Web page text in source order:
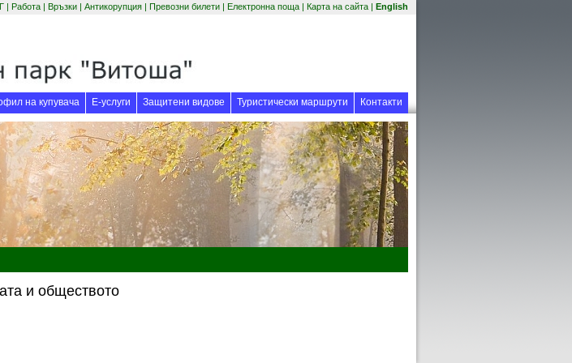
| Работа | Връзки | Антикорупция | Превозни билети | Електронна поща (отваря се в нов прозорец)
| Карта на сайта | English
на купувача (отваря се в нов прозорец)
Е-услуги (отваря се в нов прозорец)
Защитени видове Туристически маршрути Контакти
и обществото